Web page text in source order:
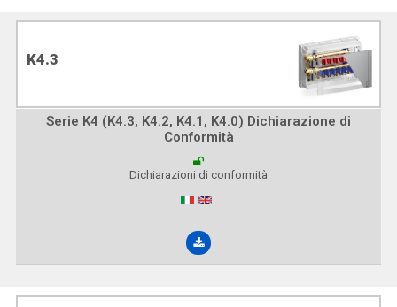
K4.3
Serie K4 (K4.3, K4.2, K4.1, K4.0) Dichiarazione di
Conformità
Dichiarazioni di conformità